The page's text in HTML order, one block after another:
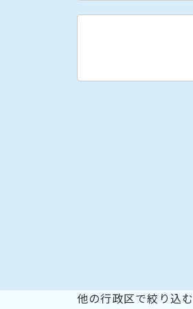
他の行政区で絞り込む